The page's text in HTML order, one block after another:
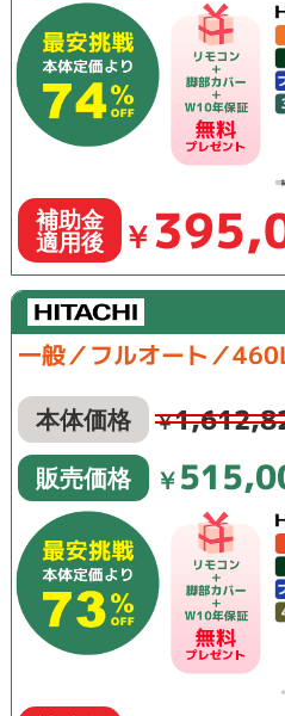
補助金
適用後 ￥
一般／フルオート／
本体価格 ￥
販売価格 ￥